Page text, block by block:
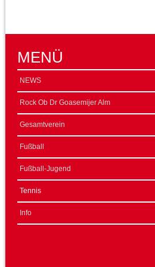
MENÜ
NEWS
Rock Ob Dr Goasemijer Alm
Gesamtverein
Fußball
Fußball-Jugend
Tennis
Info